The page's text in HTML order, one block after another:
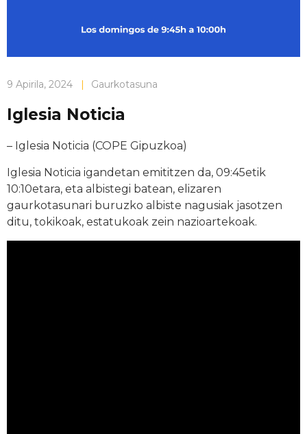
9 Apirila, 2024 | Gaurkotasuna
Iglesia Noticia
– Iglesia Noticia (COPE Gipuzkoa)
Iglesia Noticia igandetan emititzen da, 09:45etik
10:10etara, eta albistegi batean, elizaren
gaurkotasunari buruzko albiste nagusiak jasotzen
ditu, tokikoak, estatukoak zein nazioartekoak.